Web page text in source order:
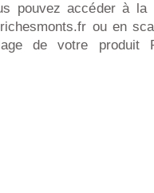
pouvez accéder à la
ou en
de votre produit